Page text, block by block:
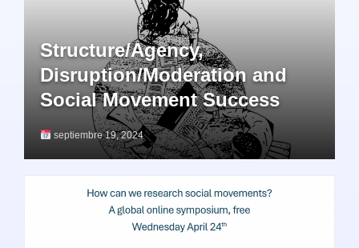
Structure/Agency,
Disruption/Moderation and
Social Movement Success
septiembre 19, 2024